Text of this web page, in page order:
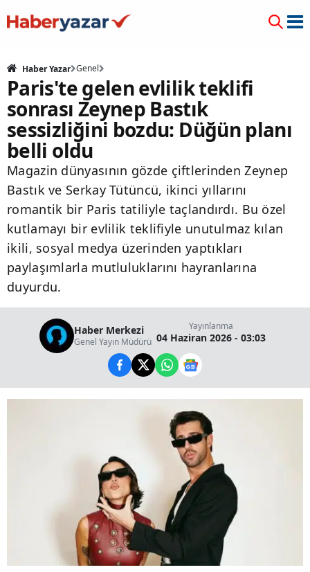
Haber Yazar Genel
Paris'te gelen evlilik teklifi
sonrası Zeynep Bastık
sessizliğini bozdu: Düğün planı
belli oldu
Magazin dünyasının gözde çiftlerinden Zeynep
Bastık ve Serkay Tütüncü, ikinci yıllarını
romantik bir Paris tatiliyle taçlandırdı. Bu özel
kutlamayı bir evlilik teklifiyle unutulmaz kılan
ikili, sosyal medya üzerinden yaptıkları
paylaşımlarla mutluluklarını hayranlarına
duyurdu.
Haber Merkezi
Genel Yayın Müdürü
Yayınlanma
04 Haziran 2026 - 03:03